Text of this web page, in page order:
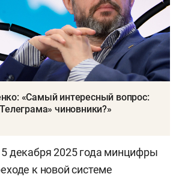
«Самый интересный вопрос:
чиновники?»
декабря 2025 года минцифры
к новой системе